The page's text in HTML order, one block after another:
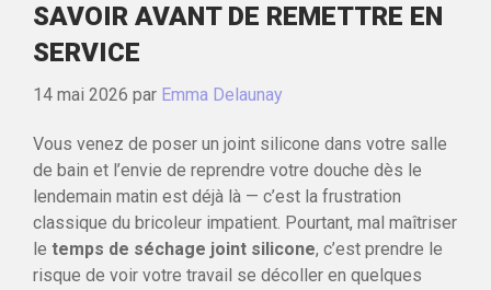
SAVOIR AVANT DE REMETTRE EN
SERVICE
14 mai 2026 par Emma Delaunay
Vous venez de poser un joint silicone dans votre salle
de bain et l’envie de reprendre votre douche dès le
lendemain matin est déjà là — c’est la frustration
classique du bricoleur impatient. Pourtant, mal maîtriser
le temps de séchage joint silicone, c’est prendre le
risque de voir votre travail se décoller en quelques